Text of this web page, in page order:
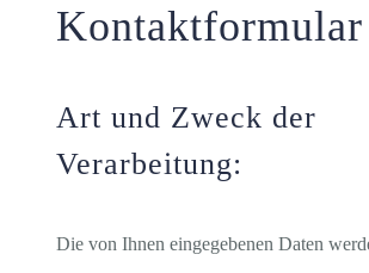
Kontaktformular
Art und Zweck der
Verarbeitung:
Die von Ihnen eingegebenen Daten